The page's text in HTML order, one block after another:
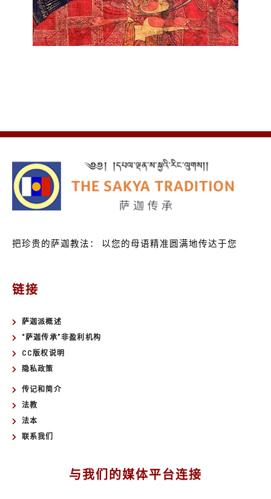
把珍贵的萨迦教法： 以您的母语精准圆满地传达于您
链接
萨迦派概述
“萨迦传承”非盈利机构
CC版权说明
隐私政策
传记和简介
法教
法本
联系我们
与我们的媒体平台连接